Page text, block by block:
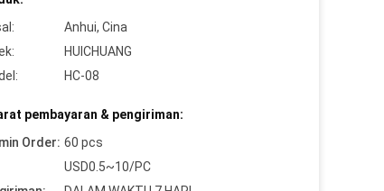
Anhui, Cina
HUICHUANG
HC-08
pembayaran & pengiriman:
Order: 60 pcs
USD0.5~10/PC